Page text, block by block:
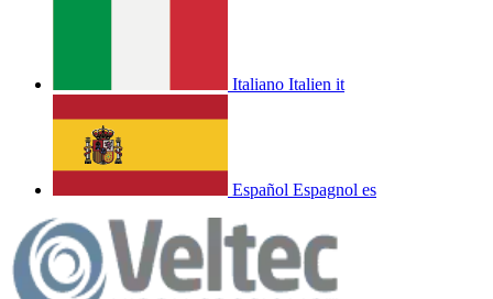
Italiano Italien it
Español Espagnol es